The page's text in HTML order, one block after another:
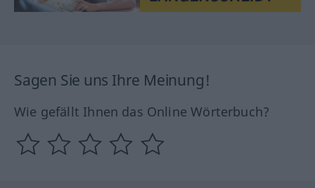
Sagen Sie uns Ihre Meinung!
Wie gefällt Ihnen das Online Wörterbuch?